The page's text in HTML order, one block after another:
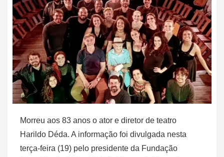
Morreu aos 83 anos o ator e diretor de teatro
Harildo Déda. A informação foi divulgada nesta
terça-feira (19) pelo presidente da Fundação